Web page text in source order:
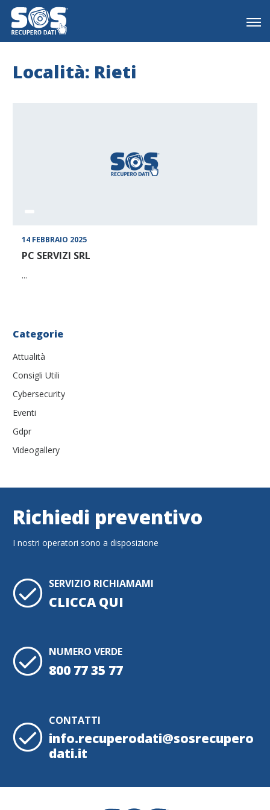
Categorie
Attualità
Consigli Utili
Cybersecurity
Eventi
Gdpr
Videogallery
Località: Rieti
14 FEBBRAIO 2025
PC SERVIZI SRL
...
Richiedi preventivo
I nostri operatori sono a disposizione
SERVIZIO RICHIAMAMI
CLICCA QUI
NUMERO VERDE
800 77 35 77
CONTATTI
info.recuperodati@sosrecupero
dati.it